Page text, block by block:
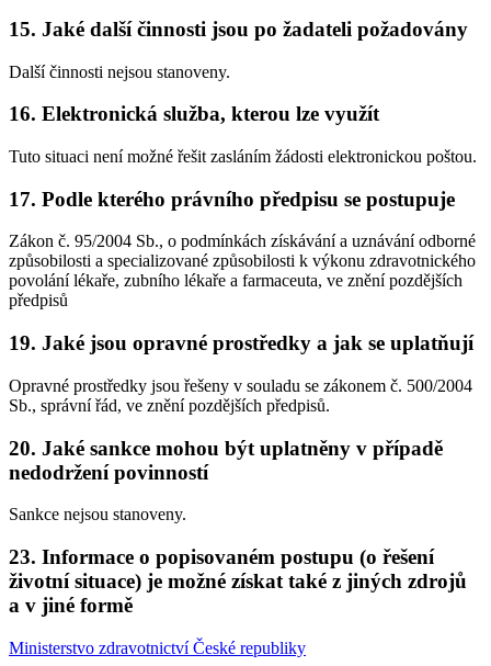
15. Jaké další činnosti jsou po žadateli požadovány
Další činnosti nejsou stanoveny.
16. Elektronická služba, kterou lze využít
Tuto situaci není možné řešit zasláním žádosti elektronickou poštou.
17. Podle kterého právního předpisu se postupuje
Zákon č. 95/2004 Sb., o podmínkách získávání a uznávání odborné
způsobilosti a specializované způsobilosti k výkonu zdravotnického
povolání lékaře, zubního lékaře a farmaceuta, ve znění pozdějších
předpisů
19. Jaké jsou opravné prostředky a jak se uplatňují
Opravné prostředky jsou řešeny v souladu se zákonem č. 500/2004
Sb., správní řád, ve znění pozdějších předpisů.
20. Jaké sankce mohou být uplatněny v případě
nedodržení povinností
Sankce nejsou stanoveny.
23. Informace o popisovaném postupu (o řešení
životní situace) je možné získat také z jiných zdrojů
a v jiné formě
Ministerstvo zdravotnictví České republiky